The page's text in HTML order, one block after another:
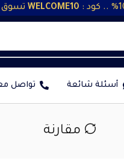
WELCOME10 تسوق
أسئلة شائعة تواصل
مقارنة